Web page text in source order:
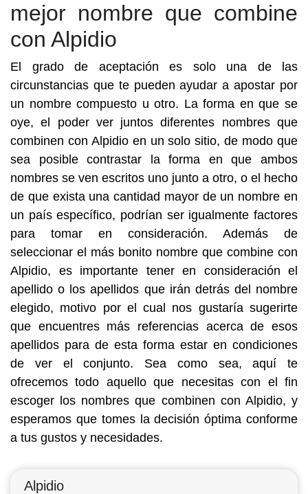
mejor nombre que combine
con Alpidio
El grado de aceptación es solo una de las
circunstancias que te pueden ayudar a apostar por
un nombre compuesto u otro. La forma en que se
oye, el poder ver juntos diferentes nombres que
combinen con Alpidio en un solo sitio, de modo que
sea posible contrastar la forma en que ambos
nombres se ven escritos uno junto a otro, o el hecho
de que exista una cantidad mayor de un nombre en
un país específico, podrían ser igualmente factores
para tomar en consideración. Además de
seleccionar el más bonito nombre que combine con
Alpidio, es importante tener en consideración el
apellido o los apellidos que irán detrás del nombre
elegido, motivo por el cual nos gustaría sugerirte
que encuentres más referencias acerca de esos
apellidos para de esta forma estar en condiciones
de ver el conjunto. Sea como sea, aquí te
ofrecemos todo aquello que necesitas con el fin
escoger los nombres que combinen con Alpidio, y
esperamos que tomes la decisión óptima conforme
a tus gustos y necesidades.
Alpidio